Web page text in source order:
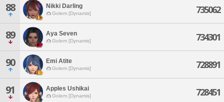
88 Nikki Darling
Golem [Dynamis] 735062
89 Aya Seven
Golem [Dynamis] 734301
90 Emi Atite
Golem [Dynamis] 728891
91 Apples Ushikai
Golem [Dynamis] 728451